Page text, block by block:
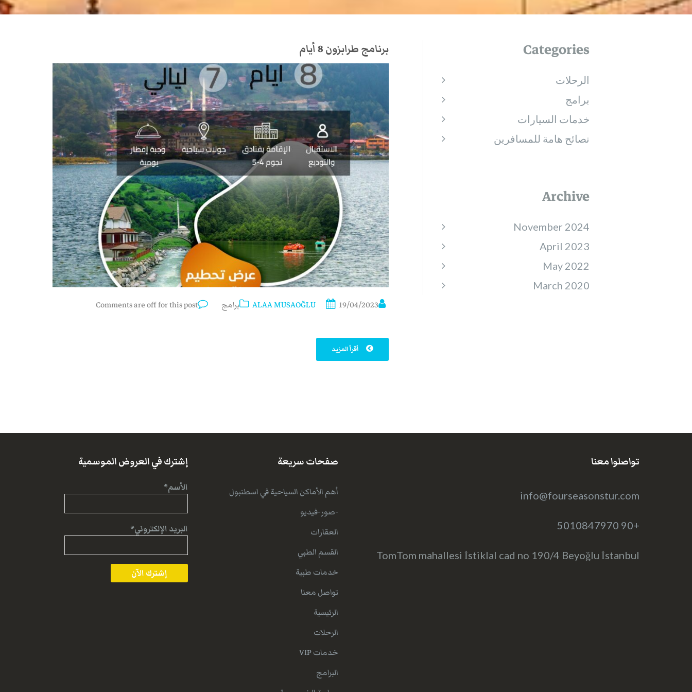
برنامج طرابزون 8 أيام
ALAA MUSAOĞLU 19/04/2023 برامج Comments are off for this post
أقرأ المزيد
Categories
الرحلات
برامج
خدمات السيارات
نصائح هامة للمسافرين
Archive
November 2024
April 2023
May 2022
March 2020
إشترك في العروض الموسمية
الأسم*
البريد الإلكتروني*
صفحات سريعة
أهم الأماكن السياحية في اسطنبول
-صور-فيديو
العقارات
القسم الطبي
خدمات طبية
تواصل معنا
الرئيسية
الرحلات
خدمات VIP
البرامج
تواصلوا معنا
info@fourseasonstur.com
+90 5010847970
TomTom mahallesi İstiklal cad no 190/4 Beyoğlu İstanbul